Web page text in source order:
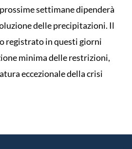
settimane dipenderà
delle precipitazioni. Il
registrato in questi giorni
minima delle restrizioni,
eccezionale della crisi